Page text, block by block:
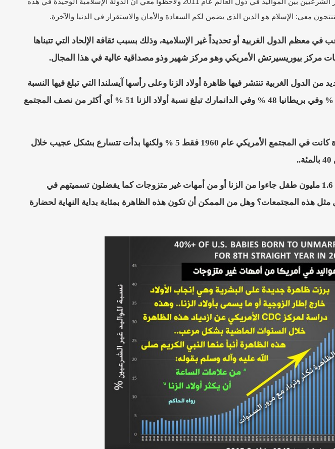
معي: الإسلام هو الدين الذي يضمن لكم السعادة والأمان والاستقرار في الدنيا والآخرة.
معظم الدول الغربية أو تحديداً غير الإسلامية، وذلك بسبب ثقافة الإلحاد التي تتبناها
مركز بيوريسيرتش الأمريكي وهو مركز شهير وذو مصداقية عالية في هذا المجال.
أجريت عام 2014 تبين أن العديد من الدول الغربية تنتشر فيها ظاهرة أولاد الزنا وعلى رأسها آيسلندا التي تبلغ فيها النسبة
67 % من عدد الولادات أما في فرسنا فتبلغ النسبة 56 % وفي بريطانيا 48 % وفي الدانمارك تبلغ نسبة أولاد الزنا 51 % أي أكثر من نصف المجتمع
الأمريكي إن هذه الظاهرة كانت في المجتمع الأمريكي عام 1960 فقط 5 % ولكنها بدأت تتسارع بشكل عجيب خلال
فقد وُلد عام 2015 بحدود 4 ملايين طفل منهم أكثر من 1.6 مليون طفل جاءوا من الزنا أو من أمهات غير متزوجات كما يفضلون تسميتهم في
هذه المجتمعات؟ وهل من الممكن أن تكون هذه الظاهرة بمثابة بداية النهاية لحضارة